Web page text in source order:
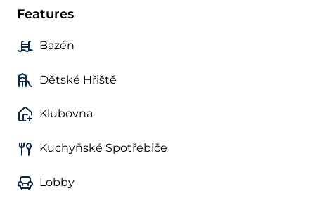
Features
Bazén
Dětské Hřiště
Klubovna
Kuchyňské Spotřebiče
Lobby